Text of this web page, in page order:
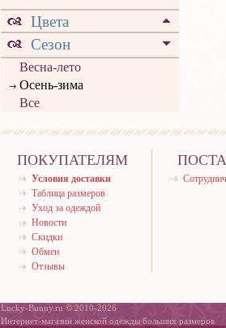
Цвета
Сезон
Весна-лето
Осень-зима
Все
ПОКУПАТЕЛЯМ
Условия доставки
Таблица размеров
Уход за одеждой
Новости
Скидки
Обмен
Отзывы
Lucky-Bunny.ru © 2010-2026
Интернет-магазин женской одежды больших размеров